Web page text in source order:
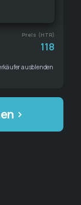
Preis (HTR)
118
ausblenden